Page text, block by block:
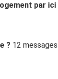
par ici
? 12 messages